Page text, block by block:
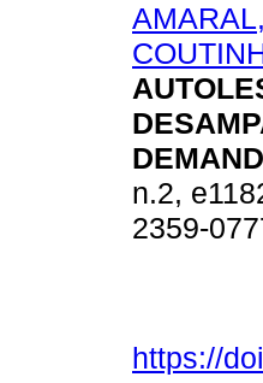
n.2,
2359-
https://